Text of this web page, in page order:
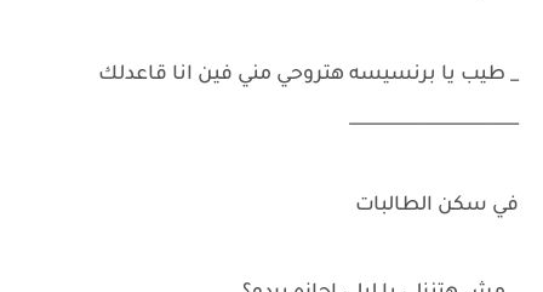
_ طيب يا برنسيسه هتروحي مني فين انا قاعدلك
____________________
في سكن الطالبات